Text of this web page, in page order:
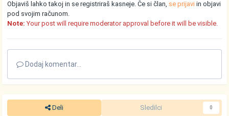
Objaviš lahko takoj in se registriraš kasneje. Če si član, se prijavi in objavi
pod svojim računom.
Note: Your post will require moderator approval before it will be visible.
Dodaj komentar...
Deli Sledilci 0